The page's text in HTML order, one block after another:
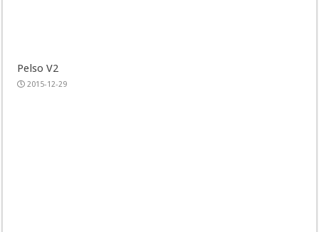
Pelso V2
2015-12-29